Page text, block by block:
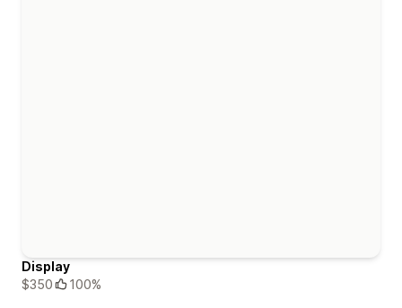
Display
$350
100%